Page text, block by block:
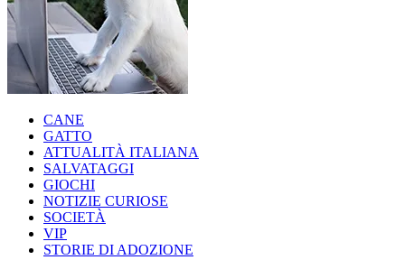
CANE
GATTO
ATTUALITÀ ITALIANA
SALVATAGGI
GIOCHI
NOTIZIE CURIOSE
SOCIETÀ
VIP
STORIE DI ADOZIONE